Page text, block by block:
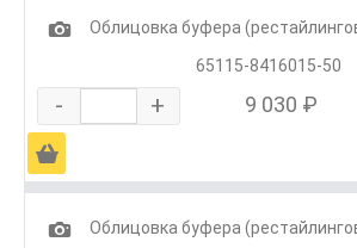
1
Облицовка буфера
65115-8416015-50
- + 9 030 ₽
Ä
1
Облицовка буфера